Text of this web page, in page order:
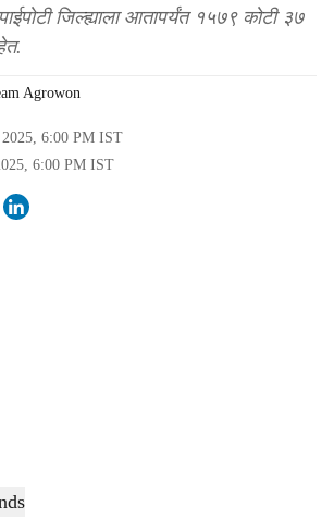
जिल्ह्याला आतापर्यंत १५७९ कोटी ३७
Agrowon
6:00 PM IST
6:00 PM IST